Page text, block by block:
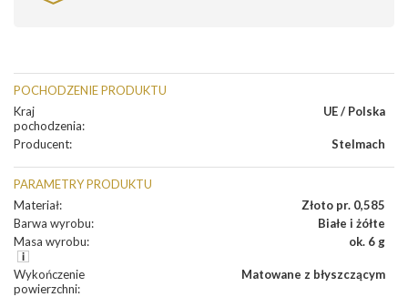
POCHODZENIE PRODUKTU
Kraj
pochodzenia:
UE / Polska
Producent: Stelmach
PARAMETRY PRODUKTU
Materiał:
Złoto pr. 0,585
Barwa wyrobu:
Białe i żółte
Masa wyrobu: ok. 6 g
Wykończenie
powierzchni:
Matowane z błyszczącym